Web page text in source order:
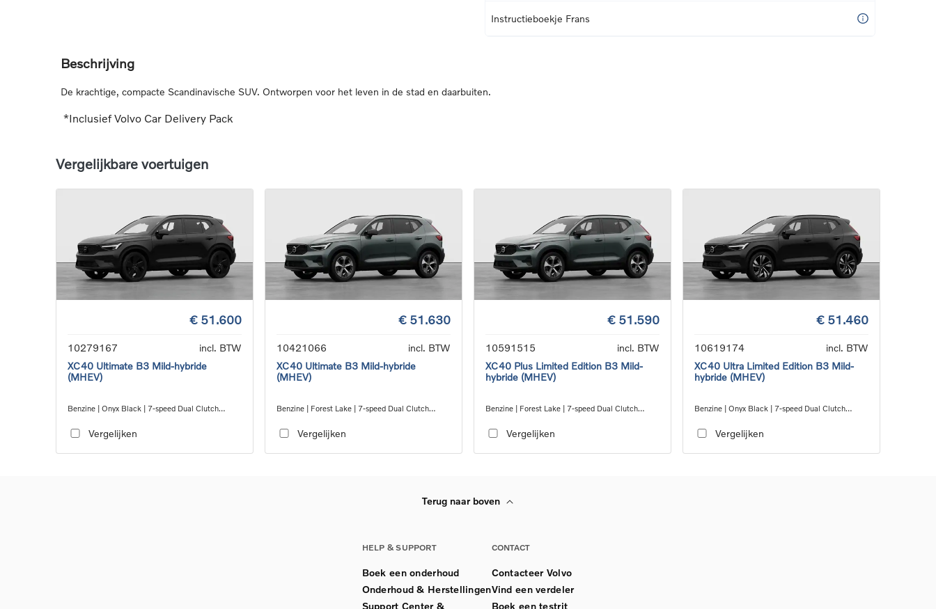
Instructieboekje Frans
Beschrijving
De krachtige, compacte Scandinavische SUV. Ontworpen voor het leven in de stad en daarbuiten.
*Inclusief Volvo Car Delivery Pack
Vergelijkbare voertuigen
€ 51.600
10279167
incl. BTW
XC40 Ultimate B3 Mild-hybride
(MHEV)
Benzine | Onyx Black | 7-speed Dual Clutch
Vergelijken
€ 51.630
10421066
incl. BTW
XC40 Ultimate B3 Mild-hybride
(MHEV)
Benzine | Forest Lake | 7-speed Dual Clutch
Vergelijken
€ 51.590
10591515
incl. BTW
XC40 Plus Limited Edition B3 Mild-
hybride (MHEV)
Benzine | Forest Lake | 7-speed Dual Clutch
Vergelijken
€ 51.460
10619174
incl. BTW
XC40 Ultra Limited Edition B3 Mild-
hybride (MHEV)
Benzine | Onyx Black | 7-speed Dual Clutch
Vergelijken
Terug naar boven
HELP & SUPPORT
Boek een onderhoud
Onderhoud & Herstellingen
Support Center &
CONTACT
Contacteer Volvo
Vind een verdeler
Boek een testrit